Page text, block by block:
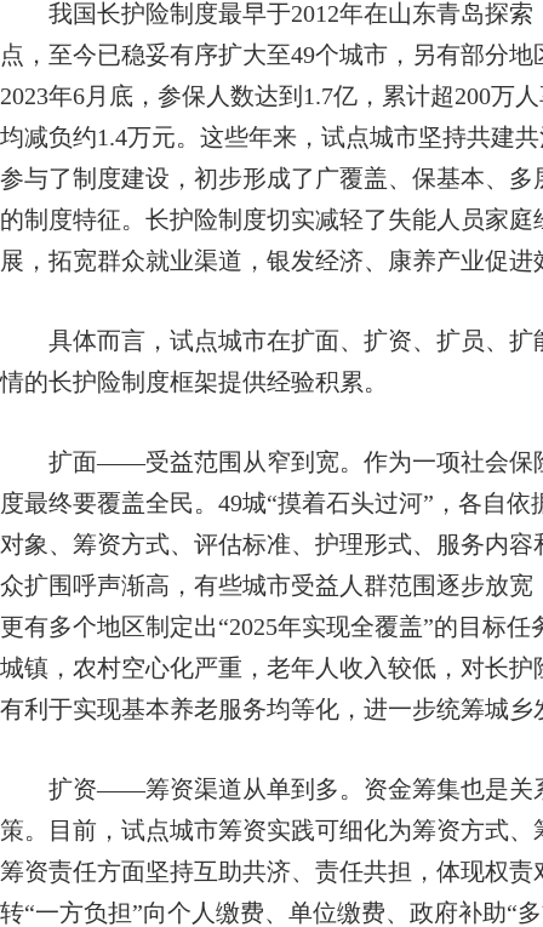
我国长护险制度最早于2012年在山东青岛探索
点，至今已稳妥有序扩大至49个城市，另有部分
2023年6月底，参保人数达到1.7亿，累计超200万
均减负约1.4万元。这些年来，试点城市坚持共建
参与了制度建设，初步形成了广覆盖、保基本、
的制度特征。长护险制度切实减轻了失能人员家
展，拓宽群众就业渠道，银发经济、康养产业促进
具体而言，试点城市在扩面、扩资、扩员、扩
情的长护险制度框架提供经验积累。
扩面——受益范围从窄到宽。作为一项社会保
度最终要覆盖全民。49城“摸着石头过河”，各自
对象、筹资方式、评估标准、护理形式、服务内
众扩围呼声渐高，有些城市受益人群范围逐步放
更有多个地区制定出“2025年实现全覆盖”的目标
城镇，农村空心化严重，老年人收入较低，对长
有利于实现基本养老服务均等化，进一步统筹城
扩资——筹资渠道从单到多。资金筹集也是关
策。目前，试点城市筹资实践可细化为筹资方式
筹资责任方面坚持互助共济、责任共担，体现权
转“一方负担”向个人缴费、单位缴费、政府补助“